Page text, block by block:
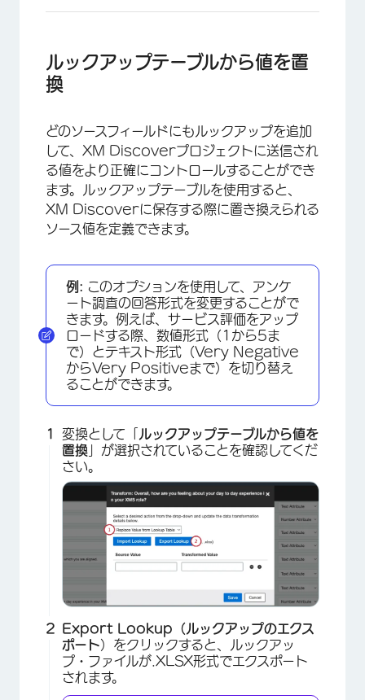
ルックアップテーブルから値を置
換
どのソースフィールドにもルックアップを追加
して、XM Discoverプロジェクトに送信され
る値をより正確にコントロールすることができ
ます。ルックアップテーブルを使用すると、
XM Discoverに保存する際に置き換えられる
ソース値を定義できます。
例: このオプションを使用して、アンケ
ート調査の回答形式を変更することがで
きます。例えば、サービス評価をアップ
ロードする際、数値形式（1から5ま
で）とテキスト形式（Very Negative
からVery Positiveまで）を切り替え
ることができます。
変換として「
ルックアップテーブルから値を
置換 」が選択されていることを確認してくだ
さい。
Export Lookup（ルックアップのエクス
ポート）をクリックすると、ルックアッ
プ・ファイルが.XLSX形式でエクスポート
されます。